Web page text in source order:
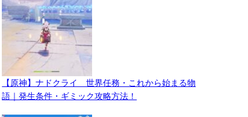
【原神】ナドクライ 世界任務・これから始まる物
語｜発生条件・ギミック攻略方法！